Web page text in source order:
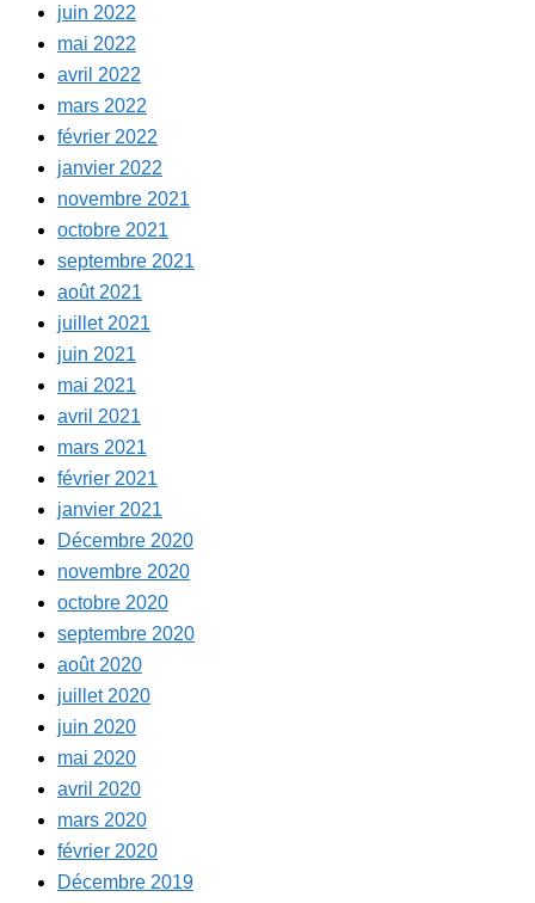
juin 2022
mai 2022
avril 2022
mars 2022
février 2022
janvier 2022
novembre 2021
octobre 2021
septembre 2021
août 2021
juillet 2021
juin 2021
mai 2021
avril 2021
mars 2021
février 2021
janvier 2021
Décembre 2020
novembre 2020
octobre 2020
septembre 2020
août 2020
juillet 2020
juin 2020
mai 2020
avril 2020
mars 2020
février 2020
Décembre 2019